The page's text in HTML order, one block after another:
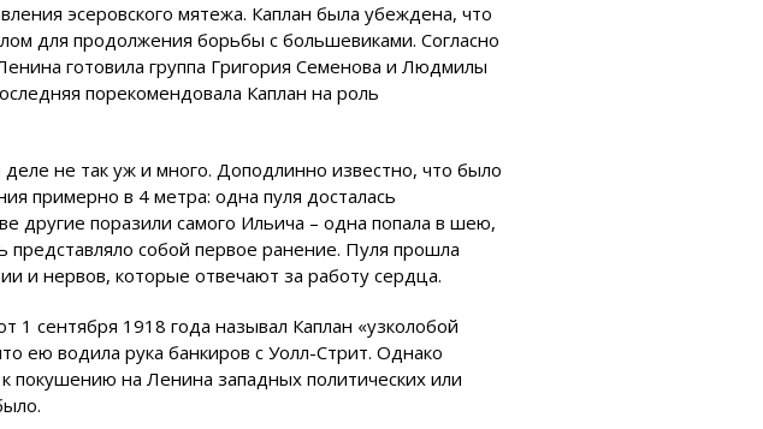
эсеровского мятежа. Каплан была убеждена, что
для продолжения борьбы с большевиками. Согласно
готовила группа Григория Семенова и Людмилы
порекомендовала Каплан на роль
не так уж и много. Доподлинно известно, что было
примерно в 4 метра: одна пуля досталась
поразили самого Ильича – одна попала в шею,
представляло собой первое ранение. Пуля прошла
и нервов, которые отвечают за работу сердца.
1 сентября 1918 года называл Каплан «узколобой
ею водила рука банкиров с Уолл-Стрит. Однако
к покушению на Ленина западных политических или